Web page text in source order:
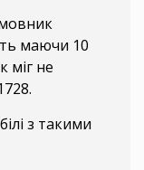
маючи 10
міг не
з такими